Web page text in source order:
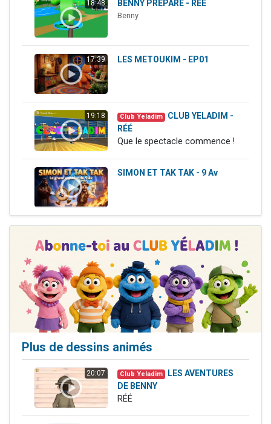
Il reste 49 places pour étudier en groupe sur Zoom
3 personnes viennent de nous rejoindre sur WhatsApp
18:48 BENNY PREPARE - RÉÉ
Benny
17:39 LES METOUKIM - EP01
19:18 Club Yeladim
CLUB YELADIM -
RÉÉ
Que le spectacle commence !
SIMON ET TAK TAK - 9 Av
Plus de dessins animés
20:07 Club Yeladim
LES AVENTURES
DE BENNY
RÉÉ